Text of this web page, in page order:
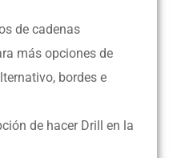
de cadenas
más opciones de
bordes e
de hacer Drill en la